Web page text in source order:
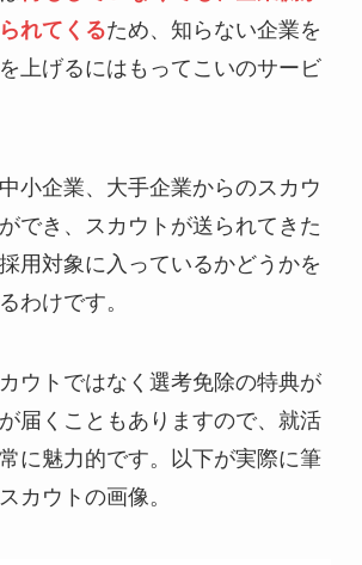
れてくるため、知らない企業を
上げるにはもってこいのサービ
小企業、大手企業からのスカウ
でき、スカウトが送られてきた
用対象に入っているかどうかを
わけです。
ウトではなく 選考免除の特典が
届く こともありますので、就活
に魅力的です。以下が実際に筆
カウトの画像。